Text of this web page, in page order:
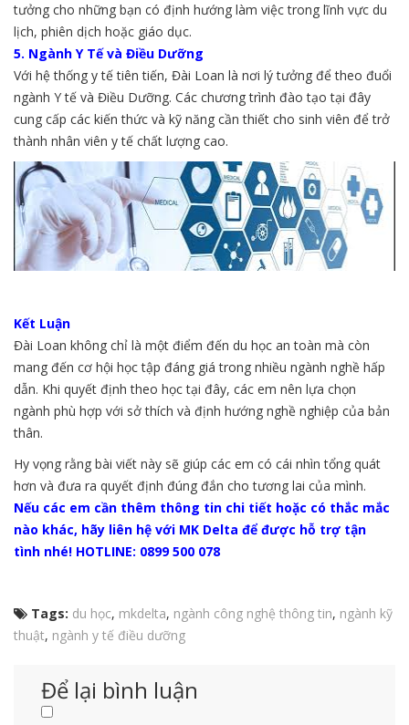
tưởng cho những bạn có định hướng làm việc trong lĩnh vực du
lịch, phiên dịch hoặc giáo dục.
5. Ngành Y Tế và Điều Dưỡng
Với hệ thống y tế tiên tiến, Đài Loan là nơi lý tưởng để theo đuổi
ngành Y tế và Điều Dưỡng. Các chương trình đào tạo tại đây
cung cấp các kiến thức và kỹ năng cần thiết cho sinh viên để trở
thành nhân viên y tế chất lượng cao.
Kết Luận
Đài Loan không chỉ là một điểm đến du học an toàn mà còn
mang đến cơ hội học tập đáng giá trong nhiều ngành nghề hấp
dẫn. Khi quyết định theo học tại đây, các em nên lựa chọn
ngành phù hợp với sở thích và định hướng nghề nghiệp của bản
thân.
Hy vọng rằng bài viết này sẽ giúp các em có cái nhìn tổng quát
hơn và đưa ra quyết định đúng đắn cho tương lai của mình.
Nếu các em cần thêm thông tin chi tiết hoặc có thắc mắc
nào khác, hãy liên hệ với MK Delta để được hỗ trợ tận
tình nhé! HOTLINE: 0899 500 078
Tags: du học, mkdelta, ngành công nghệ thông tin, ngành kỹ
thuật, ngành y tế điều dưỡng
Để lại bình luận